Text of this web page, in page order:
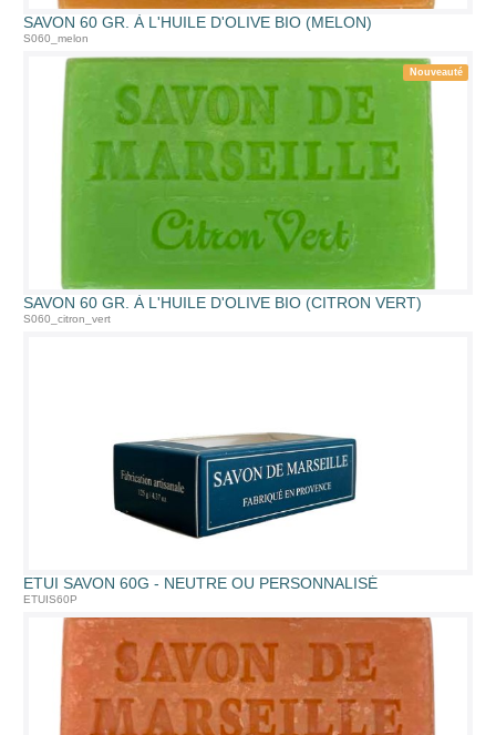
SAVON 60 GR. À L'HUILE D'OLIVE BIO (MELON)
S060_melon
Nouveauté
SAVON 60 GR. À L'HUILE D'OLIVE BIO (CITRON VERT)
S060_citron_vert
ETUI SAVON 60G - NEUTRE OU PERSONNALISÉ
ETUIS60P